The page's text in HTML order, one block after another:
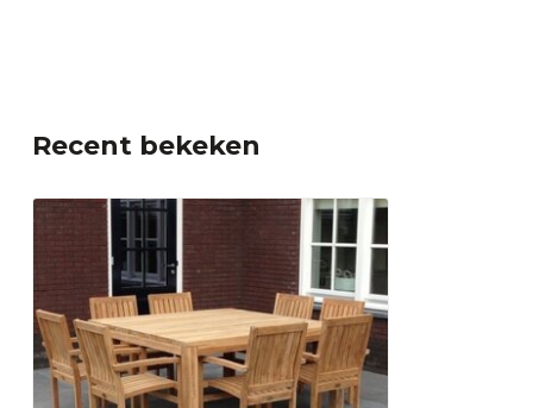
Recent bekeken